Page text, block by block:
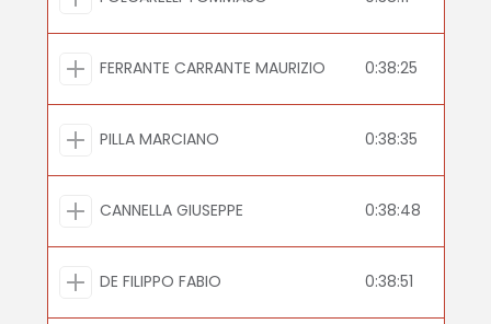
FERRANTE CARRANTE MAURIZIO 0:38:25
PILLA MARCIANO 0:38:35
CANNELLA GIUSEPPE 0:38:48
DE FILIPPO FABIO 0:38:51